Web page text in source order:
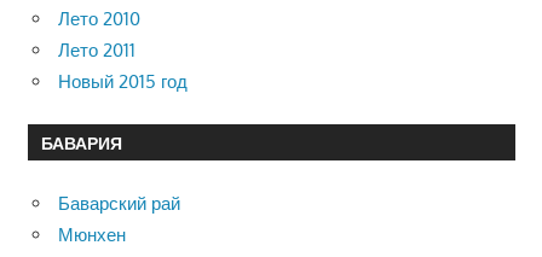
Лето 2010
Лето 2011
Новый 2015 год
БАВАРИЯ
Баварский рай
Мюнхен